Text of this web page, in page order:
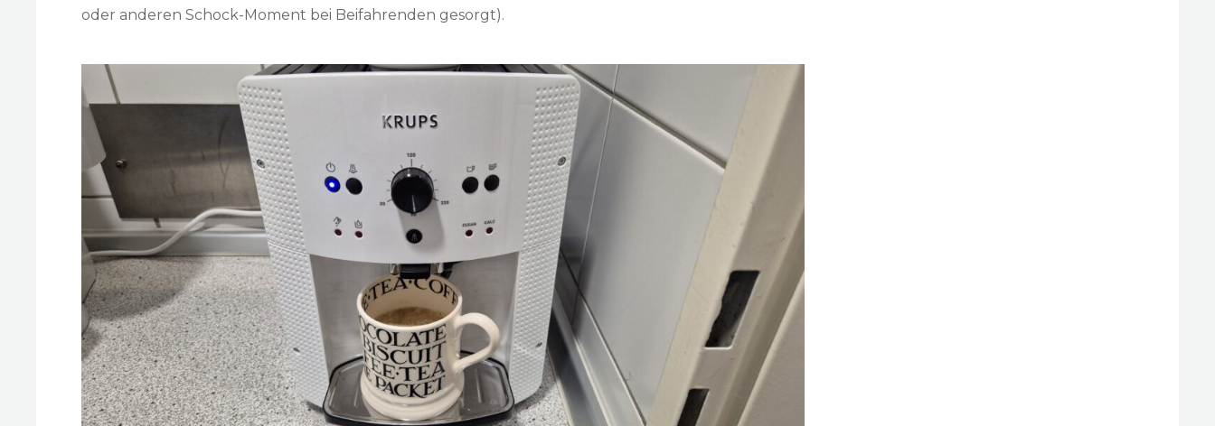
oder anderen Schock-Moment bei Beifahrenden gesorgt).